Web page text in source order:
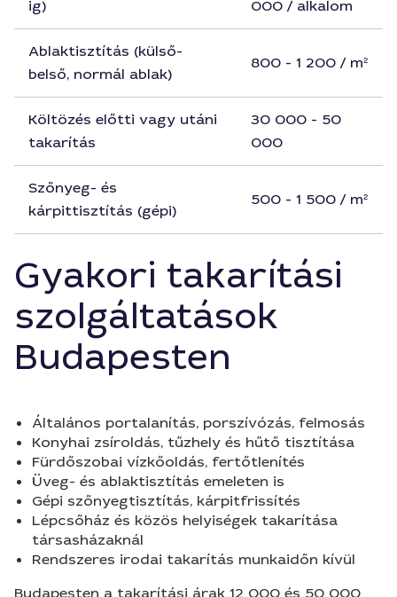
ig)
000 / alkalom
Ablaktisztítás (külső-
belső, normál ablak)
800 - 1 200 / m²
Költözés előtti vagy utáni
takarítás
30 000 - 50
000
Szőnyeg- és
kárpittisztítás (gépi)
500 - 1 500 / m²
Gyakori takarítási
szolgáltatások
Budapesten
Általános portalanítás, porszívózás, felmosás
Konyhai zsíroldás, tűzhely és hűtő tisztítása
Fürdőszobai vízkőoldás, fertőtlenítés
Üveg- és ablaktisztítás emeleten is
Gépi szőnyegtisztítás, kárpitfrissítés
Lépcsőház és közös helyiségek takarítása
társasházaknál
Rendszeres irodai takarítás munkaidőn kívül
Budapesten a takarítási árak 12 000 és 50 000